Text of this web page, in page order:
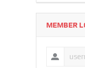
MEMBER